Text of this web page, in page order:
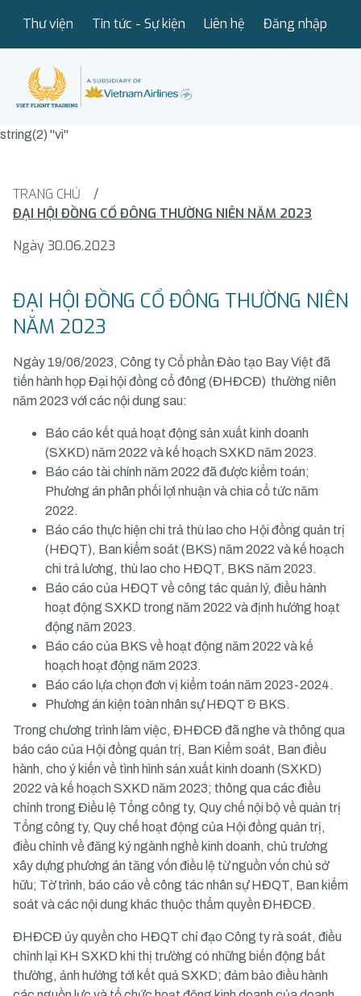
Thư viện Tin tức - Sự kiện Liên hệ Đăng nhập
string(2) "vi"
TRANG CHỦ
/
ĐẠI HỘI ĐỒNG CỔ ĐÔNG THƯỜNG NIÊN NĂM 2023
Ngày 30.06.2023
ĐẠI HỘI ĐỒNG CỔ ĐÔNG THƯỜNG NIÊN
NĂM 2023
Ngày 19/06/2023, Công ty Cổ phần Đào tạo Bay Việt đã
tiến hành họp Đại hội đồng cổ đông (ĐHĐCĐ) thường niên
năm 2023 với các nội dung sau:
Báo cáo kết quả hoạt động sản xuất kinh doanh
(SXKD) năm 2022 và kế hoạch SXKD năm 2023.
Báo cáo tài chính năm 2022 đã được kiểm toán;
Phương án phân phối lợi nhuận và chia cổ tức năm
2022.
Báo cáo thực hiện chi trả thù lao cho Hội đồng quản trị
(HĐQT), Ban kiểm soát (BKS) năm 2022 và kế hoạch
chi trả lương, thù lao cho HĐQT, BKS năm 2023.
Báo cáo của HĐQT về công tác quản lý, điều hành
hoạt động SXKD trong năm 2022 và định hướng hoạt
động năm 2023.
Báo cáo của BKS về hoạt động năm 2022 và kế
hoạch hoạt động năm 2023.
Báo cáo lựa chọn đơn vị kiểm toán năm 2023-2024.
Phương án kiện toàn nhân sự HĐQT & BKS.
Trong chương trình làm việc, ĐHĐCĐ đã nghe và thông qua
báo cáo của Hội đồng quản trị, Ban Kiểm soát, Ban điều
hành, cho ý kiến về tình hình sản xuất kinh doanh (SXKD)
2022 và kế hoạch SXKD năm 2023; thông qua các điều
chỉnh trong Điều lệ Tổng công ty, Quy chế nội bộ về quản trị
Tổng công ty, Quy chế hoạt động của Hội đồng quản trị,
điều chỉnh về đăng ký ngành nghề kinh doanh, chủ trương
xây dựng phương án tăng vốn điều lệ từ nguồn vốn chủ sở
hữu; Tờ trình, báo cáo về công tác nhân sự HĐQT, Ban kiểm
soát và các nội dung khác thuộc thẩm quyền ĐHĐCĐ.
ĐHĐCĐ ủy quyền cho HĐQT chỉ đạo Công ty rà soát, điều
chỉnh lại KH SXKD khi thị trường có những biến động bất
thường, ảnh hưởng tới kết quả SXKD; đảm bảo điều hành